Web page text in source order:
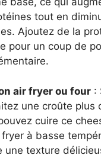
tout en
Ajoutez de la
pour un coup de
air fryer ou four :
une croûte plus
cuire ce
à basse
une texture